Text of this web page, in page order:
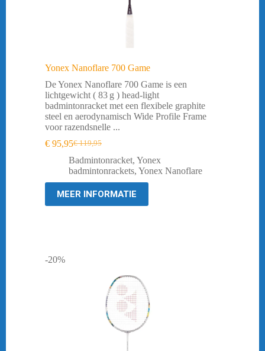
Yonex Nanoflare 700 Game
De Yonex Nanoflare 700 Game is een
lichtgewicht ( 83 g ) head‑light
badmintonracket met een flexibele graphite
steel en aerodynamisch Wide Profile Frame
voor razendsnelle ...
€119,95
Oorspronkelijke
prijs
was:
€ 95,95Huidige
prijs
is:
Badmintonracket, Yonex
badmintonrackets, Yonex Nanoflare
MEER INFORMATIE
-20%